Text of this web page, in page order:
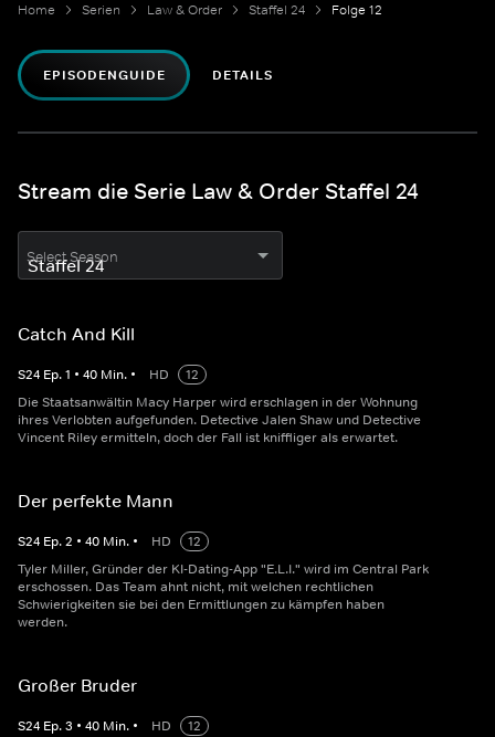
Home Serien Law & Order Staffel 24 Folge 12
EPISODENGUIDE DETAILS
Stream die Serie Law & Order Staffel 24
Select Season
Catch And Kill
S24 Ep.1 • 40 Min. • HD
12
Die Staatsanwältin Macy Harper wird erschlagen in der Wohnung
ihres Verlobten aufgefunden. Detective Jalen Shaw und Detective
Vincent Riley ermitteln, doch der Fall ist kniffliger als erwartet.
Der perfekte Mann
S24 Ep.2 • 40 Min. • HD
12
Tyler Miller, Gründer der KI-Dating-App "E.L.I." wird im Central Park
erschossen. Das Team ahnt nicht, mit welchen rechtlichen
Schwierigkeiten sie bei den Ermittlungen zu kämpfen haben
werden.
Großer Bruder
S24 Ep.3 • 40 Min. • HD
12